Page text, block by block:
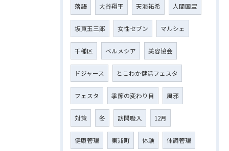
落語 大谷翔平 天海祐希 人間国宝
坂東玉三郎 女性セブン マルシェ
千種区 ベルメシア 美容協会
ドジャース とこわか健活フェスタ
フェスタ 季節の変わり目 風邪
対策 冬 訪問吸入 12月
健康管理 東浦町 体験 体調管理